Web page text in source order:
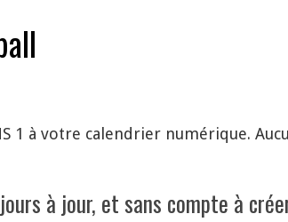
1 à votre calendrier numérique.
à jour, et sans compte à